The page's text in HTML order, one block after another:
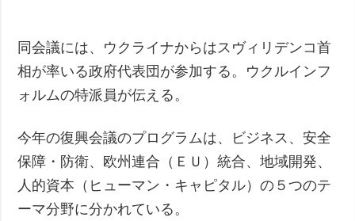
同会議には、ウクライナからはスヴィリデンコ首
相が率いる政府代表団が参加する。ウクルインフ
ォルムの特派員が伝える。
今年の復興会議のプログラムは、ビジネス、安全
保障・防衛、欧州連合（ＥＵ）統合、地域開発、
人的資本（ヒューマン・キャピタル）の５つのテ
ーマ分野に分かれている。